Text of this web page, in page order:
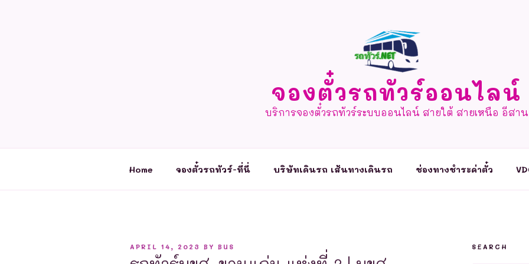
จองตั๋วรถทัวร์ออนไลน์
บริการจองตั๋วรถทัวร์ระบบออนไลน์ สายใต้ สายเหนือ อีสาน
Home จองตั๋วรถทัวร์-ที่นี่ บริษัทเดินรถ เส้นทางเดินรถ ช่องทางชำระค่าตั๋ว
POSTED
APRIL 14, 2023 BY BUS SEARCH